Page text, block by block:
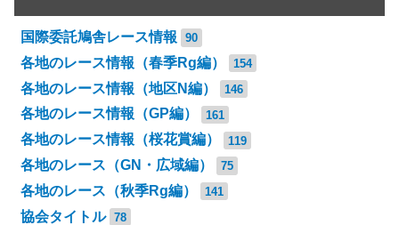
国際委託鳩舎レース情報 90
各地のレース情報（春季Rg編） 154
各地のレース情報（地区N編） 146
各地のレース情報（GP編） 161
各地のレース情報（桜花賞編） 119
各地のレース（GN・広域編） 75
各地のレース（秋季Rg編） 141
協会タイトル 78